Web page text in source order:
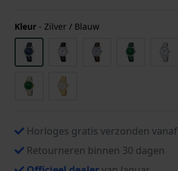
Kleur - Zilver / Blauw
Horloges gratis verzonden
Retourneren binnen 30 dagen